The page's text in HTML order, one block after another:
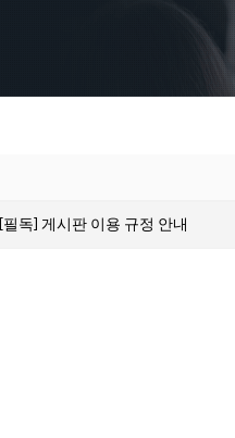
[필독] 게시판 이용 규정 안내